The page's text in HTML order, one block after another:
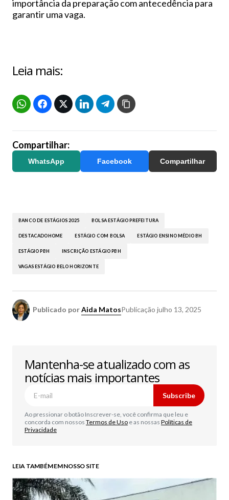
importância da preparação com antecedência para
garantir uma vaga.
Leia mais:
Compartilhar:
WhatsApp Facebook Compartilhar
BANCO DE ESTÁGIOS 2025 BOLSA ESTÁGIO PREFEITURA
DESTACADOHOME ESTÁGIO COM BOLSA ESTÁGIO ENSINO MÉDIO BH
ESTÁGIO PBH INSCRIÇÃO ESTÁGIO PBH
VAGAS ESTÁGIO BELO HORIZONTE
Publicado porAida MatosPublicação julho 13, 2025
Mantenha-se atualizado com as
notícias mais importantes
Subscribe
Ao pressionar o botão Inscrever-se, você confirma que leu e
concorda com nossos Termos de Uso e as nossas Políticas de
Privacidade
LEIA TAMBÉM EM NOSSO SITE